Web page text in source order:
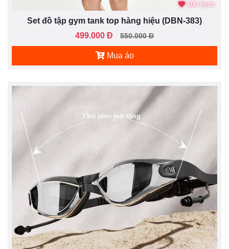
106 thích
Set đồ tập gym tank top hàng hiệu (DBN-383)
499.000 Đ
550.000 Đ
Mua áo